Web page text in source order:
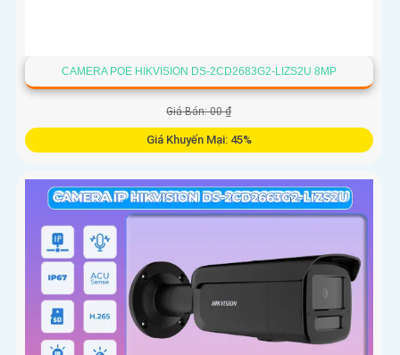
CAMERA POE HIKVISION DS-2CD2683G2-LIZS2U 8MP
Giá Bán: 00 ₫
Giá Khuyến Mại: 45%
Camera An Ninh DS-2CD2683G2-LIZS2U tích hợp chức năng
Thu Âm và Phát hiện chuyển động, Chống Ngược Sáng
DWDR 150db, hình ảnh rõ dù ở đâu, dành cho các công trình
chuyên dụng. Công nghệ H.265+/H